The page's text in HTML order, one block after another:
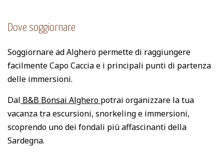
Dove soggiornare
Soggiornare ad Alghero permette di raggiungere
facilmente Capo Caccia e i principali punti di partenza
delle immersioni.
Dal B&B Bonsai Alghero potrai organizzare la tua
vacanza tra escursioni, snorkeling e immersioni,
scoprendo uno dei fondali più affascinanti della
Sardegna.